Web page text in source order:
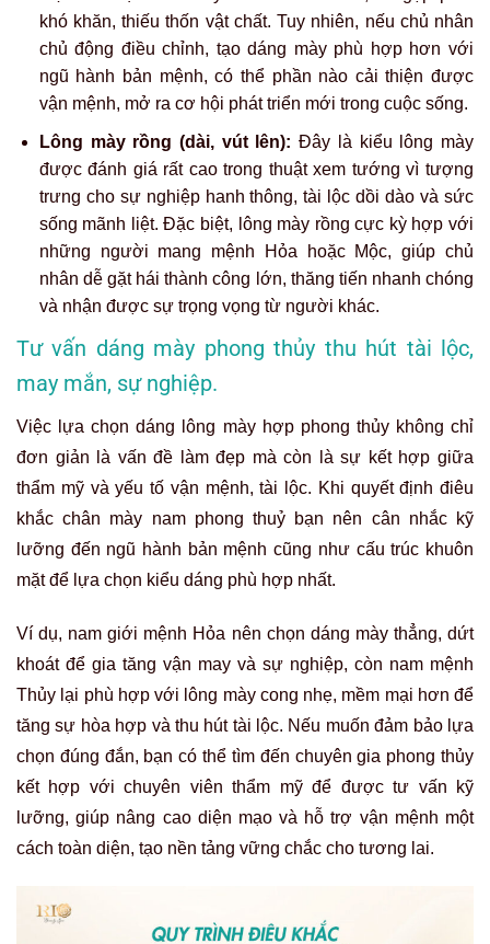
khó khăn, thiếu thốn vật chất. Tuy nhiên, nếu chủ nhân
chủ động điều chỉnh, tạo dáng mày phù hợp hơn với
ngũ hành bản mệnh, có thể phần nào cải thiện được
vận mệnh, mở ra cơ hội phát triển mới trong cuộc sống.
Lông mày rồng (dài, vút lên): Đây là kiểu lông mày
được đánh giá rất cao trong thuật xem tướng vì tượng
trưng cho sự nghiệp hanh thông, tài lộc dồi dào và sức
sống mãnh liệt. Đặc biệt, lông mày rồng cực kỳ hợp với
những người mang mệnh Hỏa hoặc Mộc, giúp chủ
nhân dễ gặt hái thành công lớn, thăng tiến nhanh chóng
và nhận được sự trọng vọng từ người khác.
Tư vấn dáng mày phong thủy thu hút tài lộc,
may mắn, sự nghiệp.
Việc lựa chọn dáng lông mày hợp phong thủy không chỉ
đơn giản là vấn đề làm đẹp mà còn là sự kết hợp giữa
thẩm mỹ và yếu tố vận mệnh, tài lộc. Khi quyết định điêu
khắc chân mày nam phong thuỷ bạn nên cân nhắc kỹ
lưỡng đến ngũ hành bản mệnh cũng như cấu trúc khuôn
mặt để lựa chọn kiểu dáng phù hợp nhất.
Ví dụ, nam giới mệnh Hỏa nên chọn dáng mày thẳng, dứt
khoát để gia tăng vận may và sự nghiệp, còn nam mệnh
Thủy lại phù hợp với lông mày cong nhẹ, mềm mại hơn để
tăng sự hòa hợp và thu hút tài lộc. Nếu muốn đảm bảo lựa
chọn đúng đắn, bạn có thể tìm đến chuyên gia phong thủy
kết hợp với chuyên viên thẩm mỹ để được tư vấn kỹ
lưỡng, giúp nâng cao diện mạo và hỗ trợ vận mệnh một
cách toàn diện, tạo nền tảng vững chắc cho tương lai.